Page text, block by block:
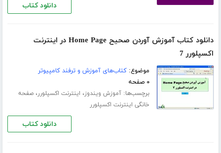
دانلود کتاب
دانلود کتاب آموزش آوردن صحیح Home Page در اینترنت
اکسپلورر 7
موضوع:کتاب‌های آموزش و ترفند کامپیوتر
۰ صفحه
برچسب‌ها:آموزش ویندوز، اینترنت اکسپلورر،صفحه
خانگی اینترنت اکسپلورر
دانلود کتاب